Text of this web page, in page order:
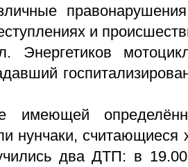
и
нунчаки,
два ДТП: в